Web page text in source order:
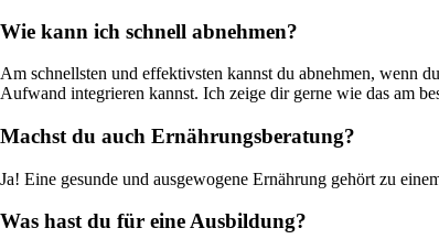
Wie kann ich schnell abnehmen?
Am schnellsten und effektivsten kannst du abnehmen, wenn
Aufwand integrieren kannst. Ich zeige dir gerne wie das am
Machst du auch Ernährungsberatung?
Ja! Eine gesunde und ausgewogene Ernährung gehört zu
Was hast du für eine Ausbildung?